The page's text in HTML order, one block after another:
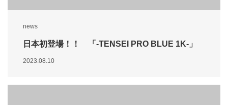
news
日本初登場！！ 「-TENSEI PRO BLUE 1K-」
2023.08.10